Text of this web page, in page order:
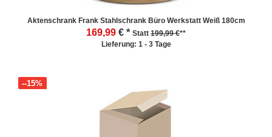
Aktenschrank Frank Stahlschrank Büro Werkstatt Weiß 180cm
169,99 € * Statt 199,99 €**
Lieferung: 1 - 3 Tage
--15%